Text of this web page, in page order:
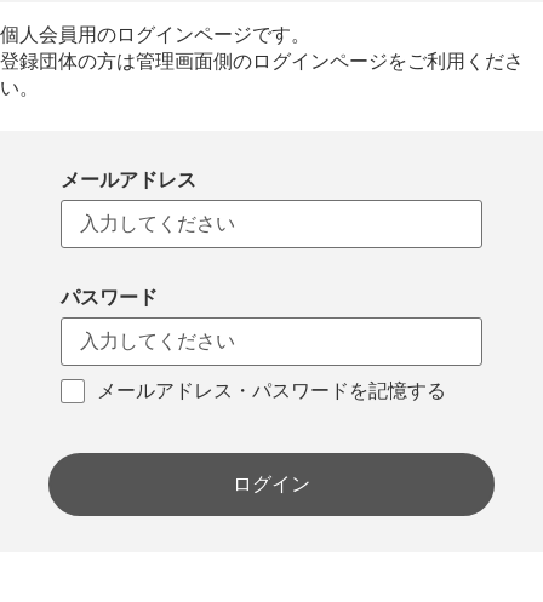
個人会員用のログインページです。
登録団体の方は管理画面側のログインページをご利用くださ
い。
メールアドレス
パスワード
メールアドレス・パスワードを記憶する
ログイン